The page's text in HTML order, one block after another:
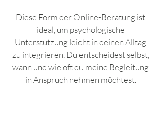
Diese Form der Online-Beratung ist
ideal, um psychologische
Unterstützung leicht in deinen Alltag
zu integrieren. Du entscheidest selbst,
wann und wie oft du meine Begleitung
in Anspruch nehmen möchtest.